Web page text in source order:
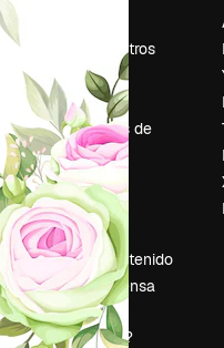
Sobre nosotros
Reviews
Empleo
Tendencias de
búsqueda
Blog
Eventos
Slidesgo
Vender contenido
Sala de prensa
¿Buscas
magnific.ai?